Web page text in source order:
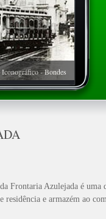
- Bondes
Frontaria Azulejada é uma
residência e armazém ao